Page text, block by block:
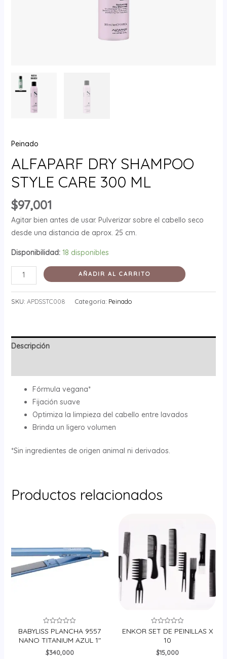
Peinado
ALFAPARF DRY SHAMPOO
STYLE CARE 300 ML
$97,001
Agitar bien antes de usar. Pulverizar sobre el cabello seco
desde una distancia de aprox. 25 cm.
Disponibilidad: 18 disponibles
AÑADIR AL CARRITO
SKU: APDSSTC008 Categoría: Peinado
Descripción
Fórmula vegana*
Fijación suave
Optimiza la limpieza del cabello entre lavados
Brinda un ligero volumen
*Sin ingredientes de origen animal ni derivados.
Productos relacionados
Valorado
en
0
de
5
BABYLISS PLANCHA 9557
NANO TITANIUM AZUL 1″
$340,000
Valorado
en
ENKOR SET DE PEINILLAS X
10
$15,000